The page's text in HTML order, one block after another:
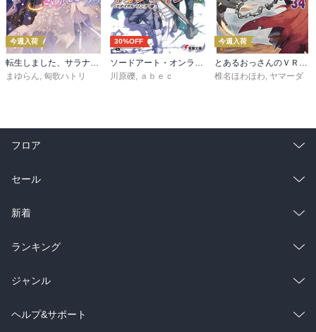
今週入荷
まゆらん 匈歌ハトリ
30%OFF
川原礫
ａｂｅｃ
今週入荷
椎名ほわほわ ヤマーダ
フロア
総合
ラノベ
雑誌・グラビア
BL・TL
セール
総合
ラノベ
雑誌・グラビア
BL・TL
新着
総合
ラノベ
雑誌・グラビア
ランキング
総合
ラノベ
ジャンル
コミック
ヘルプ&サポート